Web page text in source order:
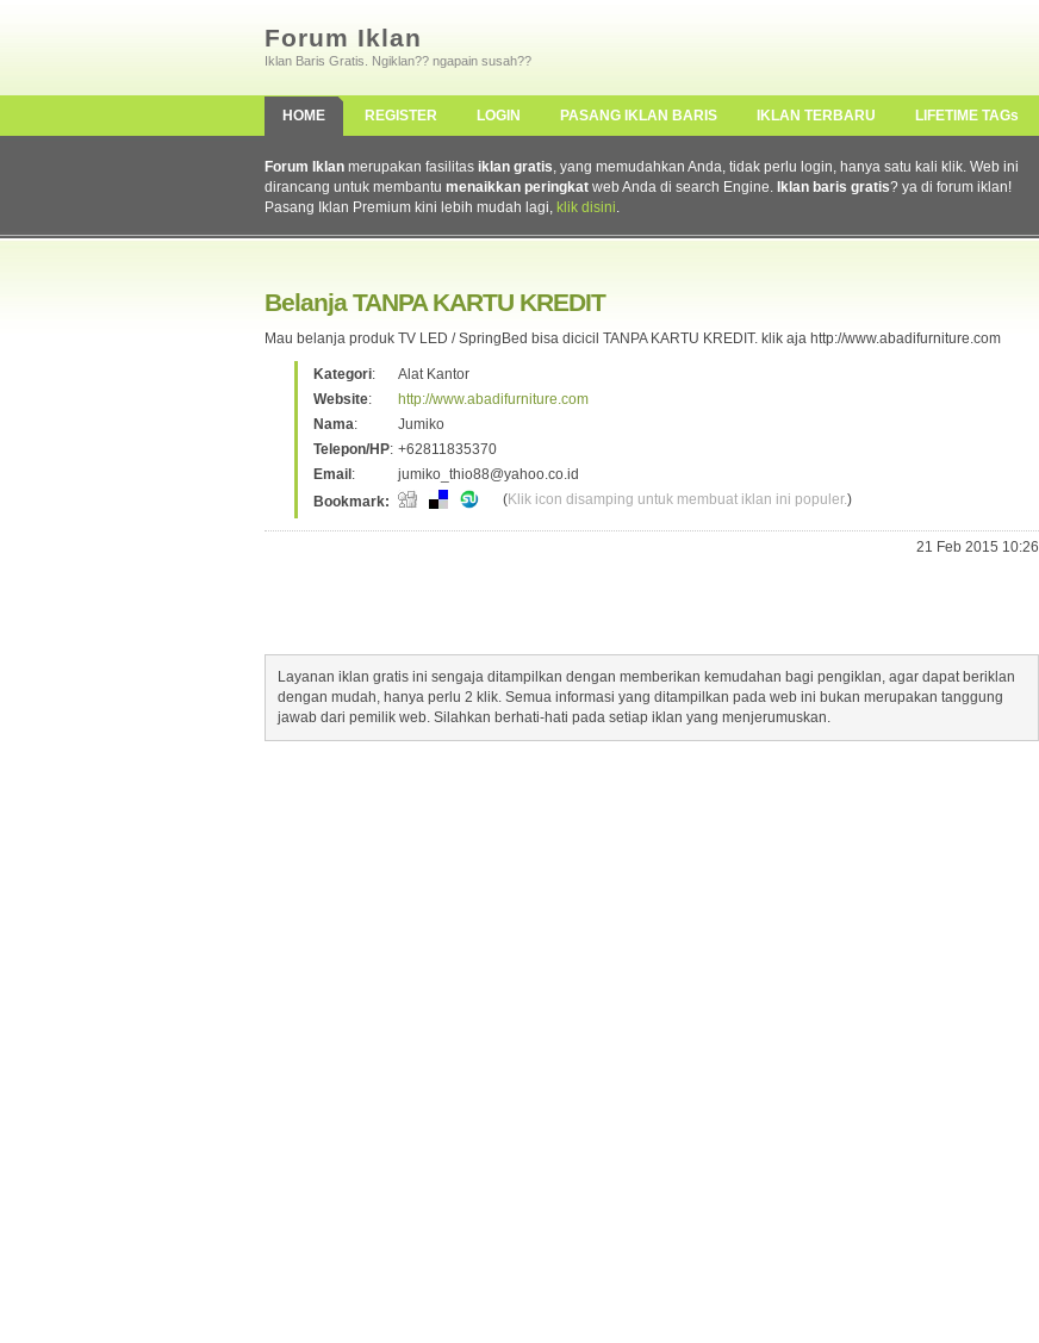
Forum Iklan
Iklan Baris Gratis. Ngiklan?? ngapain susah??
HOME REGISTER LOGIN PASANG IKLAN BARIS IKLAN TERBARU LIFETIME TAGs
Forum Iklan merupakan fasilitas iklan gratis, yang memudahkan Anda, tidak perlu login, hanya satu kali klik. Web ini
dirancang untuk membantu menaikkan peringkat web Anda di search Engine. Iklan baris gratis? ya di forum iklan!
Pasang Iklan Premium kini lebih mudah lagi, klik disini.
Belanja TANPA KARTU KREDIT
Mau belanja produk TV LED / SpringBed bisa dicicil TANPA KARTU KREDIT. klik aja http://www.abadifurniture.com
Kategori:
Alat Kantor
Website:
http://www.abadifurniture.com
Nama:
Jumiko
Telepon/HP: +62811835370
Email :
jumiko_thio88@yahoo.co.id
Bookmark:
(Klik icon disamping untuk membuat iklan ini populer.)
21 Feb 2015 10:26
Layanan iklan gratis ini sengaja ditampilkan dengan memberikan kemudahan bagi pengiklan, agar dapat beriklan
dengan mudah, hanya perlu 2 klik. Semua informasi yang ditampilkan pada web ini bukan merupakan tanggung
jawab dari pemilik web. Silahkan berhati-hati pada setiap iklan yang menjerumuskan.